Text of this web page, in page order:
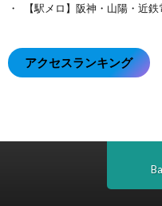
【駅メロ】阪神・山陽・近
アクセスランキング